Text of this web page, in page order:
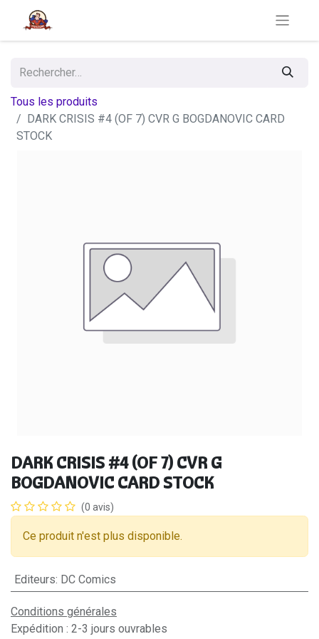
Tous les produits
DARK CRISIS #4 (OF 7) CVR G BOGDANOVIC CARD
STOCK
DARK CRISIS #4 (OF 7) CVR G
BOGDANOVIC CARD STOCK
(0 avis)
Ce produit n'est plus disponible.
Editeurs: DC Comics
Conditions générales
Expédition : 2-3 jours ouvrables